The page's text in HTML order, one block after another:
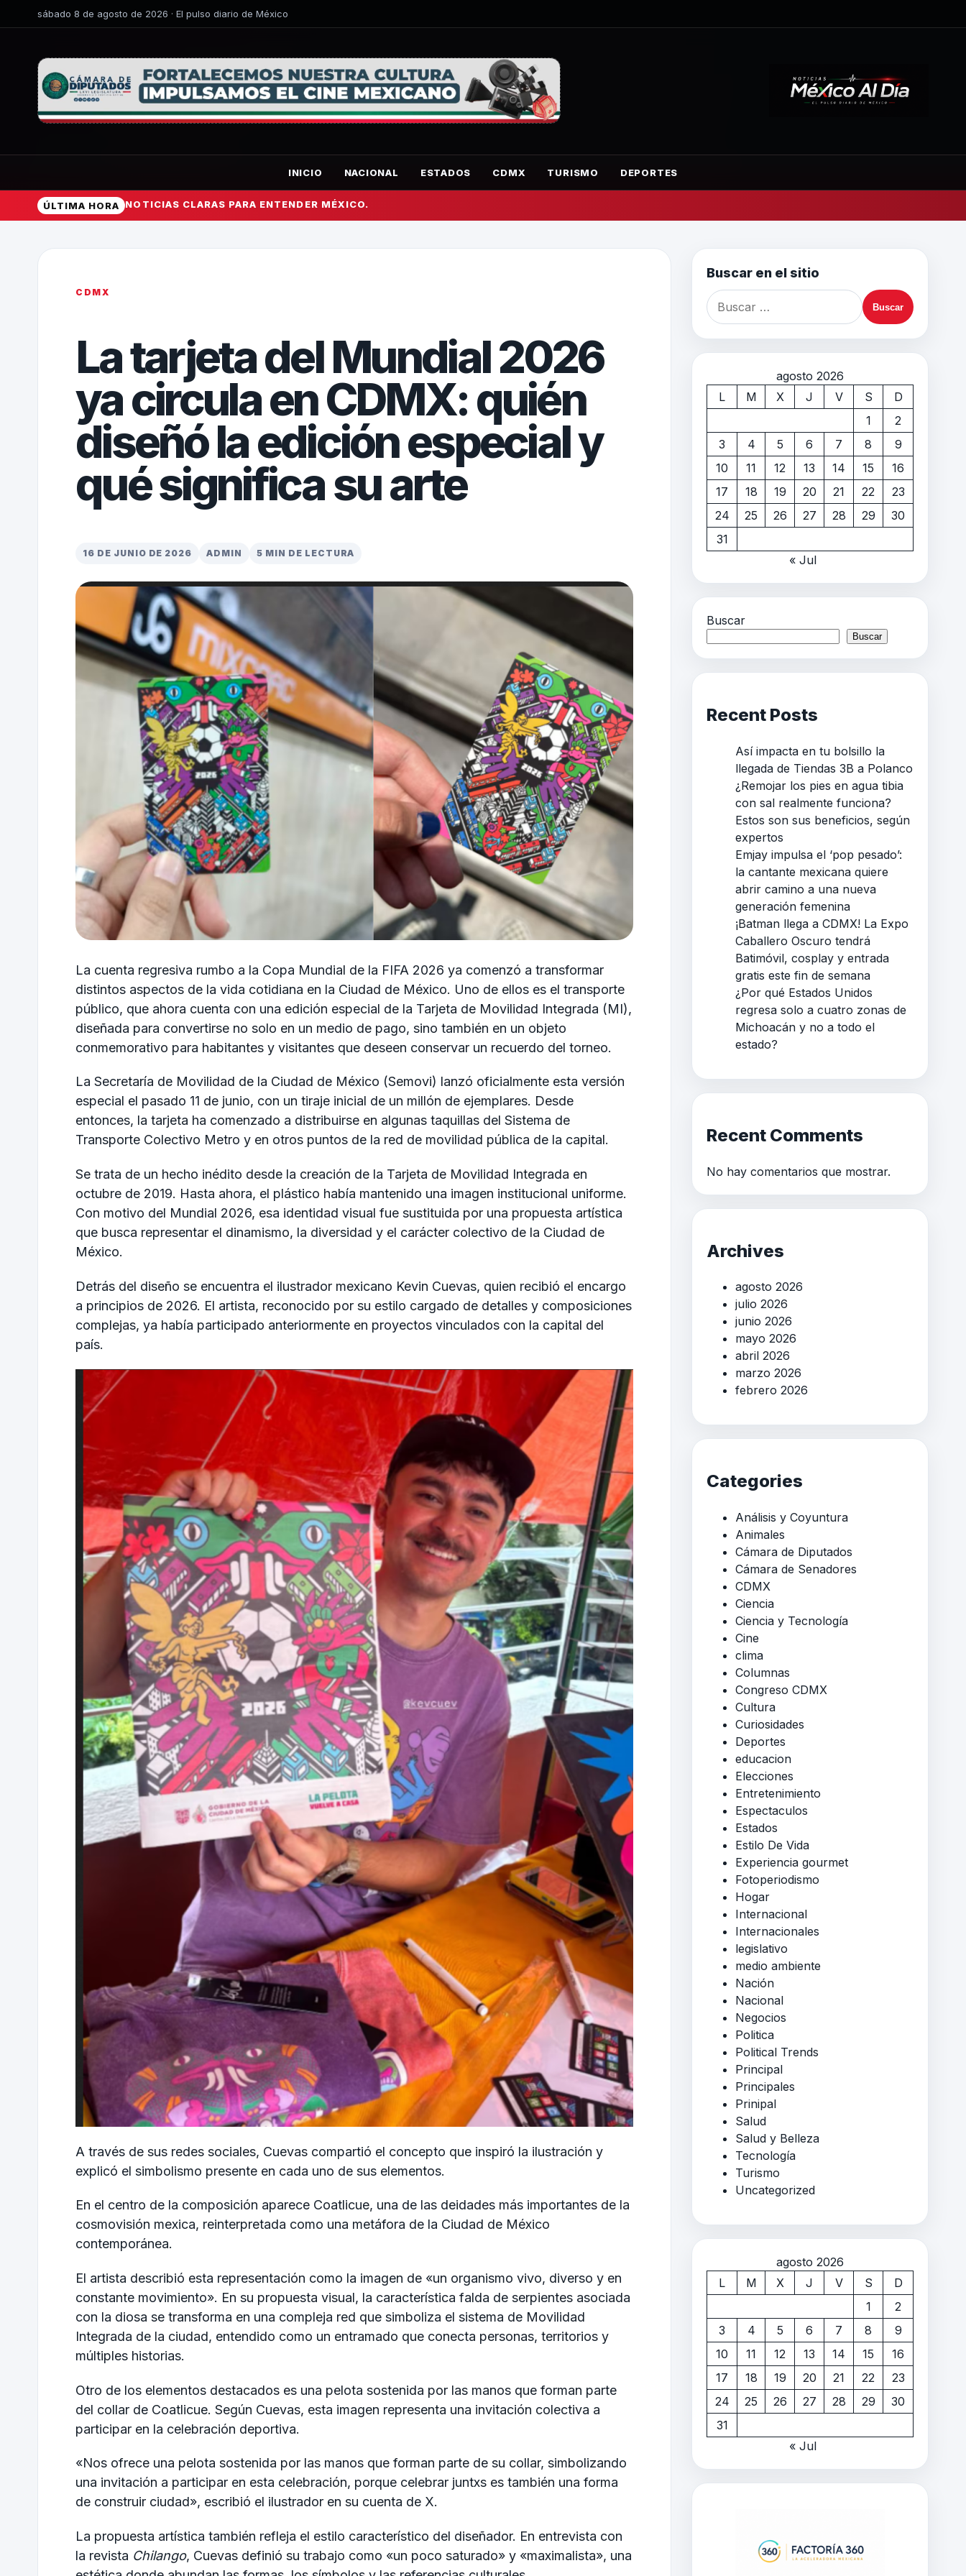
sábado 8 de agosto de 2026 · El pulso diario de México
INICIO NACIONAL ESTADOS CDMX TURISMO DEPORTES
ÚLTIMA HORA NOTICIAS CLARAS PARA ENTENDER MÉXICO.
CDMX
La tarjeta del Mundial 2026
ya circula en CDMX: quién
diseñó la edición especial y
qué significa su arte
16 DE JUNIO DE 2026 ADMIN 5 MIN DE LECTURA
La cuenta regresiva rumbo a la Copa Mundial de la FIFA 2026 ya comenzó a transformar
distintos aspectos de la vida cotidiana en la Ciudad de México. Uno de ellos es el transporte
público, que ahora cuenta con una edición especial de la Tarjeta de Movilidad Integrada (MI),
diseñada para convertirse no solo en un medio de pago, sino también en un objeto
conmemorativo para habitantes y visitantes que deseen conservar un recuerdo del torneo.
La Secretaría de Movilidad de la Ciudad de México (Semovi) lanzó oficialmente esta versión
especial el pasado 11 de junio, con un tiraje inicial de un millón de ejemplares. Desde
entonces, la tarjeta ha comenzado a distribuirse en algunas taquillas del Sistema de
Transporte Colectivo Metro y en otros puntos de la red de movilidad pública de la capital.
Se trata de un hecho inédito desde la creación de la Tarjeta de Movilidad Integrada en
octubre de 2019. Hasta ahora, el plástico había mantenido una imagen institucional uniforme.
Con motivo del Mundial 2026, esa identidad visual fue sustituida por una propuesta artística
que busca representar el dinamismo, la diversidad y el carácter colectivo de la Ciudad de
México.
Detrás del diseño se encuentra el ilustrador mexicano Kevin Cuevas, quien recibió el encargo
a principios de 2026. El artista, reconocido por su estilo cargado de detalles y composiciones
complejas, ya había participado anteriormente en proyectos vinculados con la capital del
país.
A través de sus redes sociales, Cuevas compartió el concepto que inspiró la ilustración y
explicó el simbolismo presente en cada uno de sus elementos.
En el centro de la composición aparece Coatlicue, una de las deidades más importantes de la
cosmovisión mexica, reinterpretada como una metáfora de la Ciudad de México
contemporánea.
El artista describió esta representación como la imagen de «un organismo vivo, diverso y en
constante movimiento». En su propuesta visual, la característica falda de serpientes asociada
con la diosa se transforma en una compleja red que simboliza el sistema de Movilidad
Integrada de la ciudad, entendido como un entramado que conecta personas, territorios y
múltiples historias.
Otro de los elementos destacados es una pelota sostenida por las manos que forman parte
del collar de Coatlicue. Según Cuevas, esta imagen representa una invitación colectiva a
participar en la celebración deportiva.
«Nos ofrece una pelota sostenida por las manos que forman parte de su collar, simbolizando
una invitación a participar en esta celebración, porque celebrar juntxs es también una forma
de construir ciudad», escribió el ilustrador en su cuenta de X.
La propuesta artística también refleja el estilo característico del diseñador. En entrevista con
la revista Chilango, Cuevas definió su trabajo como «un poco saturado» y «maximalista», una
Buscar en el sitio
agosto 2026
L
M X J V S
D
1
2
3
4 5 6 7 8
9
10
11 12 13 14 15
16
17
18 19 20 21 22
23
24
25 26 27 28 29
30
31
« Jul
Buscar
Buscar
Recent Posts
Así impacta en tu bolsillo la
llegada de Tiendas 3B a Polanco
¿Remojar los pies en agua tibia
con sal realmente funciona?
Estos son sus beneficios, según
expertos
Emjay impulsa el ‘pop pesado’:
la cantante mexicana quiere
abrir camino a una nueva
generación femenina
¡Batman llega a CDMX! La Expo
Caballero Oscuro tendrá
Batimóvil, cosplay y entrada
gratis este fin de semana
¿Por qué Estados Unidos
regresa solo a cuatro zonas de
Michoacán y no a todo el
estado?
Recent Comments
No hay comentarios que mostrar.
Archives
agosto 2026
julio 2026
junio 2026
mayo 2026
abril 2026
marzo 2026
febrero 2026
Categories
Análisis y Coyuntura
Animales
Cámara de Diputados
Cámara de Senadores
CDMX
Ciencia
Ciencia y Tecnología
Cine
clima
Columnas
Congreso CDMX
Cultura
Curiosidades
Deportes
educacion
Elecciones
Entretenimiento
Espectaculos
Estados
Estilo De Vida
Experiencia gourmet
Fotoperiodismo
Hogar
Internacional
Internacionales
legislativo
medio ambiente
Nación
Nacional
Negocios
Politica
Political Trends
Principal
Principales
Prinipal
Salud
Salud y Belleza
Tecnología
Turismo
Uncategorized
agosto 2026
L
M X J V S
D
1
2
3
4 5 6 7 8
9
10
11 12 13 14 15
16
17
18 19 20 21 22
23
24
25 26 27 28 29
30
31
« Jul